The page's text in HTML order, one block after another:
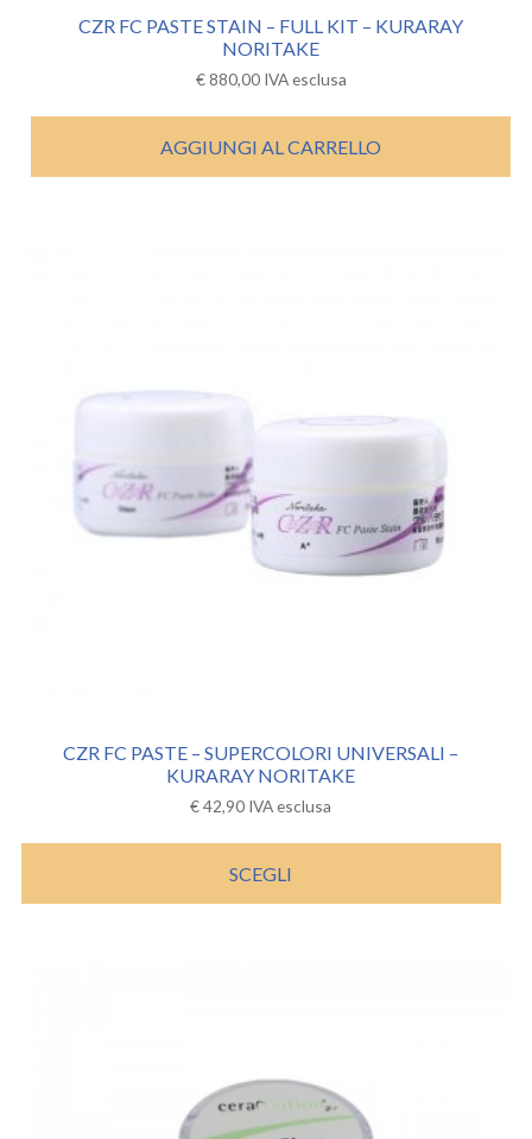
CZR FC PASTE STAIN – FULL KIT – KURARAY
NORITAKE
€880,00 IVA esclusa
AGGIUNGI AL CARRELLO
CZR FC PASTE – SUPERCOLORI UNIVERSALI –
KURARAY NORITAKE
€42,90 IVA esclusa
SCEGLI